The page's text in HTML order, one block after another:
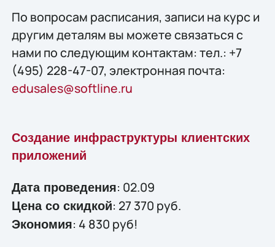
По вопросам расписания, записи на курс и
другим деталям вы можете связаться с
нами по следующим контактам: тел.: +7
(495) 228-47-07, электронная почта:
edusales@softline.ru
Создание инфраструктуры клиентских
приложений
Дата проведения: 02.09
Цена со скидкой: 27 370 руб.
Экономия: 4 830 руб!